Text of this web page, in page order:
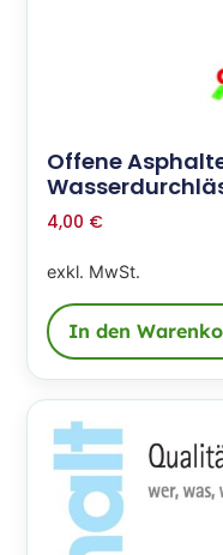
Offene
4,00 €
exkl. MwSt.
In den